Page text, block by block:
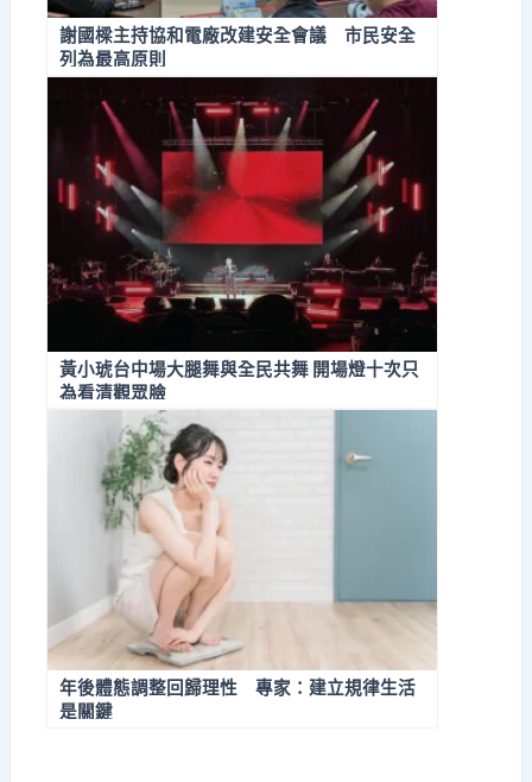
謝國樑主持協和電廠改建安全會議 市民安全
列為最高原則
黃小琥台中場大腿舞與全民共舞 開場燈十次只
為看清觀眾臉
年後體態調整回歸理性 專家：建立規律生活
是關鍵